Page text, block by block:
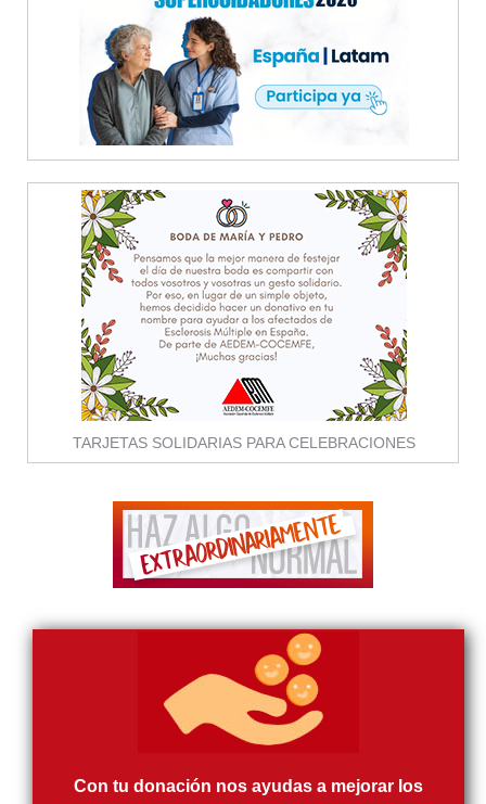
TARJETAS SOLIDARIAS PARA CELEBRACIONES
Con tu donación nos ayudas a mejorar los